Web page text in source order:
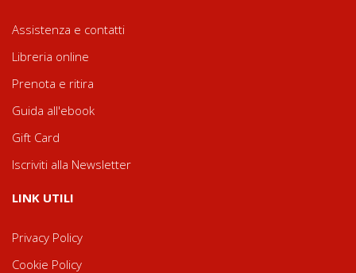
Assistenza e contatti
Libreria online
Prenota e ritira
Guida all'ebook
Gift Card
Iscriviti alla Newsletter
LINK UTILI
Privacy Policy
Cookie Policy